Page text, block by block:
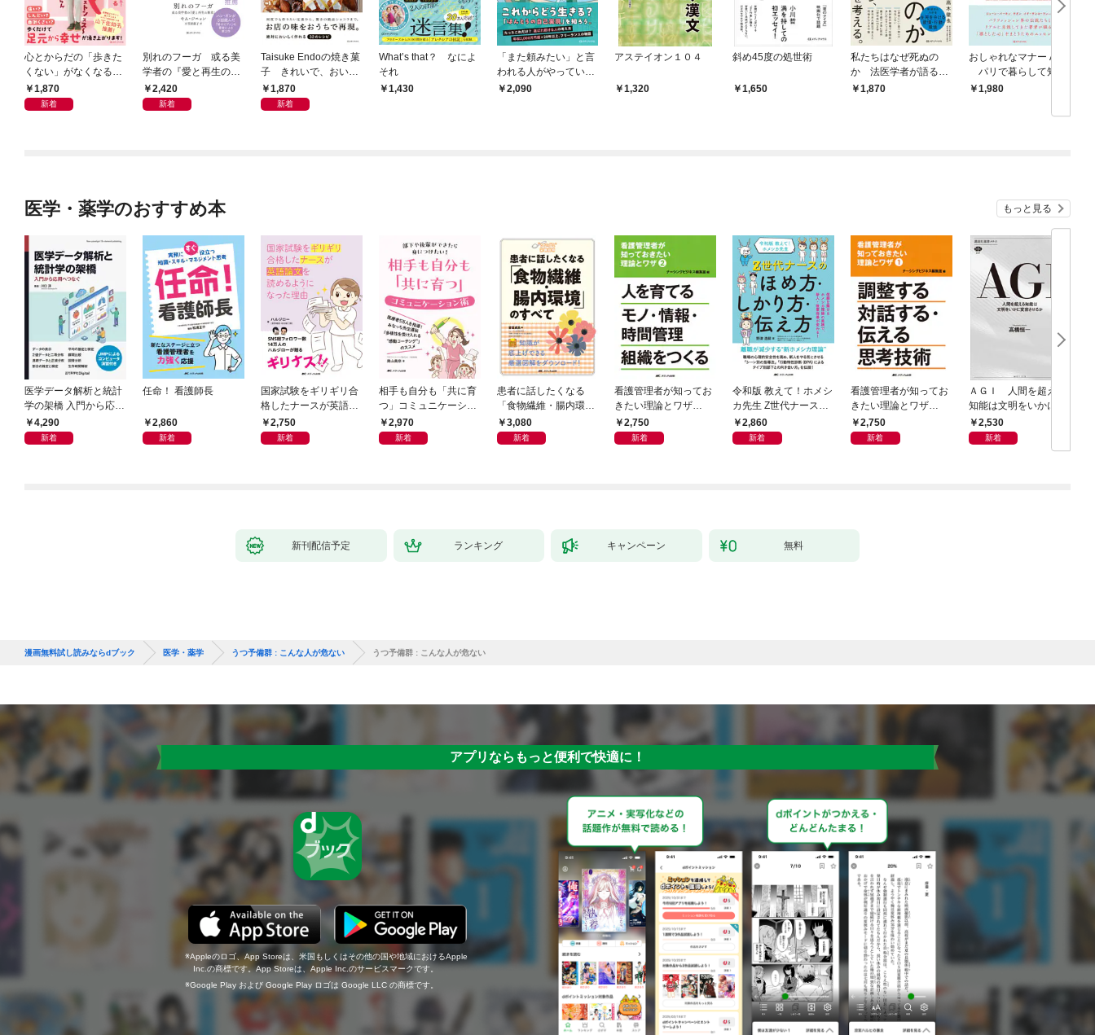
心とからだの「歩きた
くない」がなくなる
らせん流 ゆるらく歩
き
1,870
新着
別れのフーガ 或る美
学者の『愛と再生の断
章』2,420
新着
Taisuke Endoの焼き菓
子 きれいで、おいし
く、ナチュラルに
1,870
新着
What’s that？ なによ
それ
1,430
「また頼みたい」と言
われる人がやっている
こと2,090
アステイオン１０４
1,320
斜め45度の処世術
1,650
私たちはなぜ死ぬの
か 法医学者が語る
「永く、よく生きるた
1,870
おしゃれなマナー AtoZ
パリで暮らして知っ
たミューズたちの素顔
1,980
医学・薬学のおすすめ本 もっと見る
医学データ解析と統計
学の架橋 入門から応用
へつなぐ
4,290
新着
任命！ 看護師長
2,860
新着
国家試験をギリギリ合
格したナースが英語論
文を読めるようになっ
た理由
2,750
新着
相手も自分も「共に育
つ」コミュニケーショ
ン術2,970
新着
患者に話したくなる
「食物繊維・腸内環
境」のすべて
3,080
新着
看護管理者が知ってお
きたい理論とワザ②
人を育てる モノ・情
報・時間管理組織をつ
2,750
新着
令和版 教えて！ホメシ
カ先生 Z世代ナースの
ほめ方・しかり方・伝
え方
2,860
新着
看護管理者が知ってお
きたい理論とワザ①
調整する 対話する・伝
える 思考技術
2,750
新着
ＡＧＩ 人間を超える
知能は文明をいかに変
容させるか
2,530
新着
新刊配信予定 ランキング キャンペーン 無料
漫画無料試し読みならdブック 医学・薬学 うつ予備群 : こんな人が危ない うつ予備群 : こんな人が危ない
アプリならもっと便利で快適に！
Appleのロゴ、App Storeは、米国もしくはその他の国や地域におけるApple
Inc.の商標です。App Storeは、Apple Inc.のサービスマークです。
Google Play および Google Play ロゴは Google LLC の商標です。